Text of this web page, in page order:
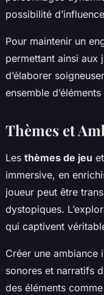
possibilité
Pour maintenir un
permettant ainsi aux
d’élaborer
ensemble
Thèmes et
Les thèmes de jeu
immersive, en
joueur peut être
dystopiques.
qui captivent
Créer une ambiance
sonores et narratifs
des éléments